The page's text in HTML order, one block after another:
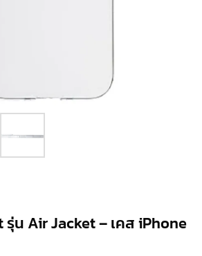
รุ่น Air Jacket – เคส iPhone